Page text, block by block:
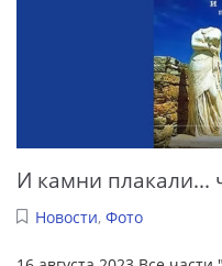
И камни плакали...
Новости, Фото